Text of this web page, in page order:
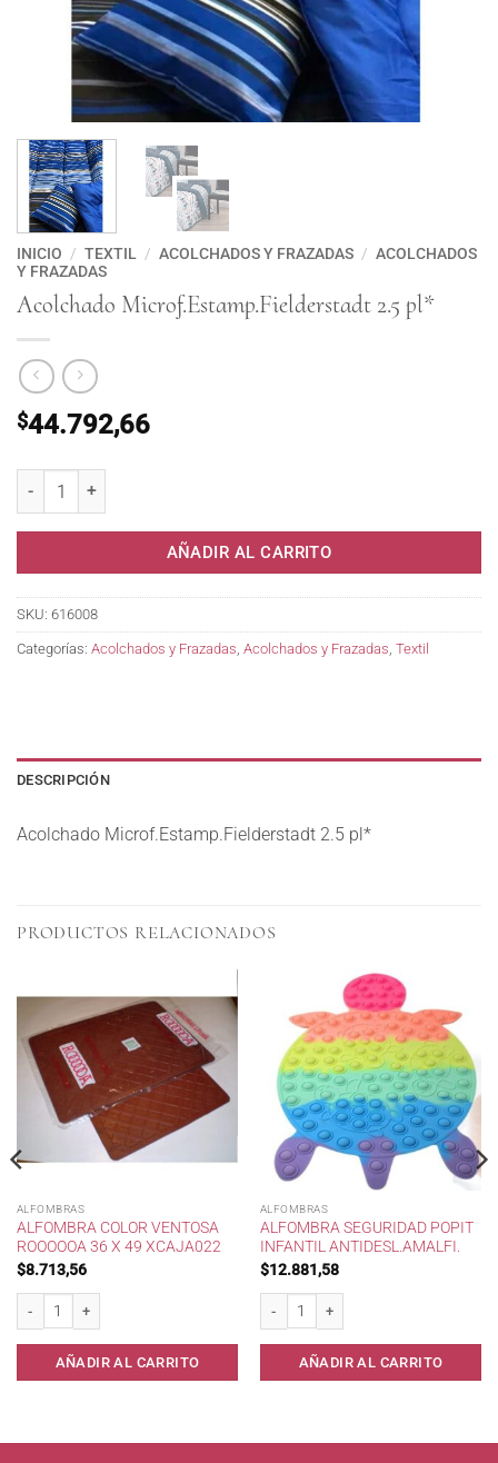
INICIO / TEXTIL / ACOLCHADOS Y FRAZADAS / ACOLCHADOS
Y FRAZADAS
Acolchado Microf.Estamp.Fielderstadt 2.5 pl*
$44.792,66
AÑADIR AL CARRITO
SKU: 616008
Categorías: Acolchados y Frazadas, Acolchados y Frazadas, Textil
DESCRIPCIÓN
Acolchado Microf.Estamp.Fielderstadt 2.5 pl*
PRODUCTOS RELACIONADOS
ALFOMBRAS
ALFOMBRA COLOR VENTOSA
ROOOOOA 36 X 49 XCAJA022
$8.713,56
Alfombra color ventosa Roooooa 36 x 49 xcaja022 cantidad
AÑADIR AL CARRITO
ALFOMBRAS
ALFOMBRA SEGURIDAD POPIT
INFANTIL ANTIDESL.AMALFI.
$12.881,58
Alfombra Seguridad PopIt Infantil
AÑADIR AL CARRITO
cantidad